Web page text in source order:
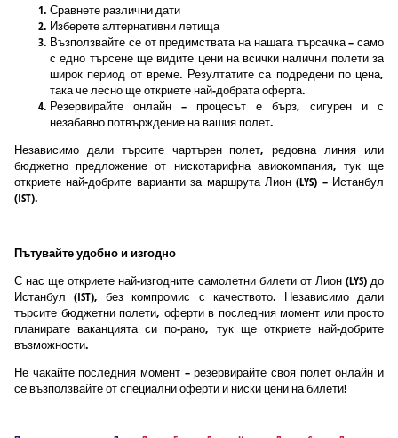
Сравнете различни дати
Изберете алтернативни летища
Възползвайте се от предимствата на нашата търсачка – само
с едно търсене ще видите цени на всички налични полети за
широк период от време. Резултатите са подредени по цена,
така че лесно ще откриете най-добрата оферта.
Резервирайте онлайн – процесът е бърз, сигурен и с
незабавно потвърждение на вашия полет.
Независимо дали търсите чартърен полет, редовна линия или
бюджетно предложение от нискотарифна авиокомпания, тук ще
откриете най-добрите варианти за маршрута Лион (LYS) – Истанбул
(IST).
Пътувайте удобно и изгодно
С нас ще откриете най-изгодните самолетни билети от Лион (LYS) до
Истанбул (IST), без компромис с качеството. Независимо дали
търсите бюджетни полети, оферти в последния момент или просто
планирате ваканцията си по-рано, тук ще откриете най-добрите
възможности.
Не чакайте последния момент – резервирайте своя полет онлайн и
се възползвайте от специални оферти и ниски цени на билети!